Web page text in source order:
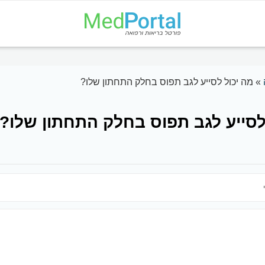
» מה יכול לסייע לגב תפוס בחלק התחתון שלו?
לגב תפוס בחלק התחתון שלו?